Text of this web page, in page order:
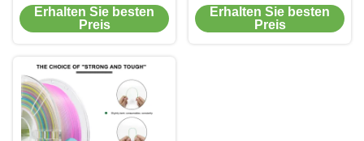
verbesserte 3D-
Erhalten Sie besten
Preis
PLA+Filament für 3D-
Erhalten Sie besten
Preis